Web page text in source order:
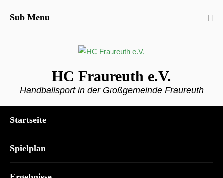
Sub Menu
HC Fraureuth e.V.
Handballsport in der Großgemeinde Fraureuth
Startseite
Spielplan